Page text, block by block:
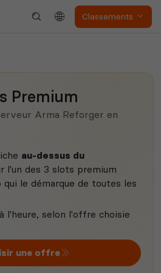
Classements
Neverwinter
Premium
Arma Reforger en
au-dessus du
l'un des 3 slots premium
qui le démarque de toutes les
l'heure, selon l'offre choisie
une offre